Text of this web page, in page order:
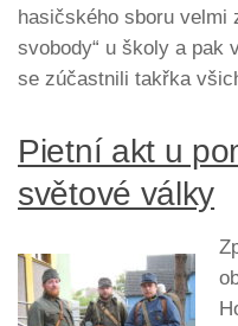
hasičského sboru velmi
svobody“ u školy a pak
se zúčastnili takřka
Pietní akt u
světové války